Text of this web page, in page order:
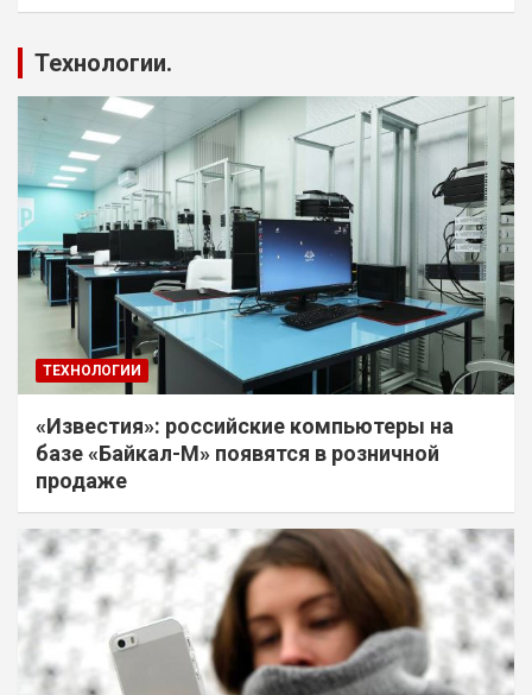
Технологии.
ТЕХНОЛОГИИ
«Известия»: российские компьютеры на
базе «Байкал-М» появятся в розничной
продаже